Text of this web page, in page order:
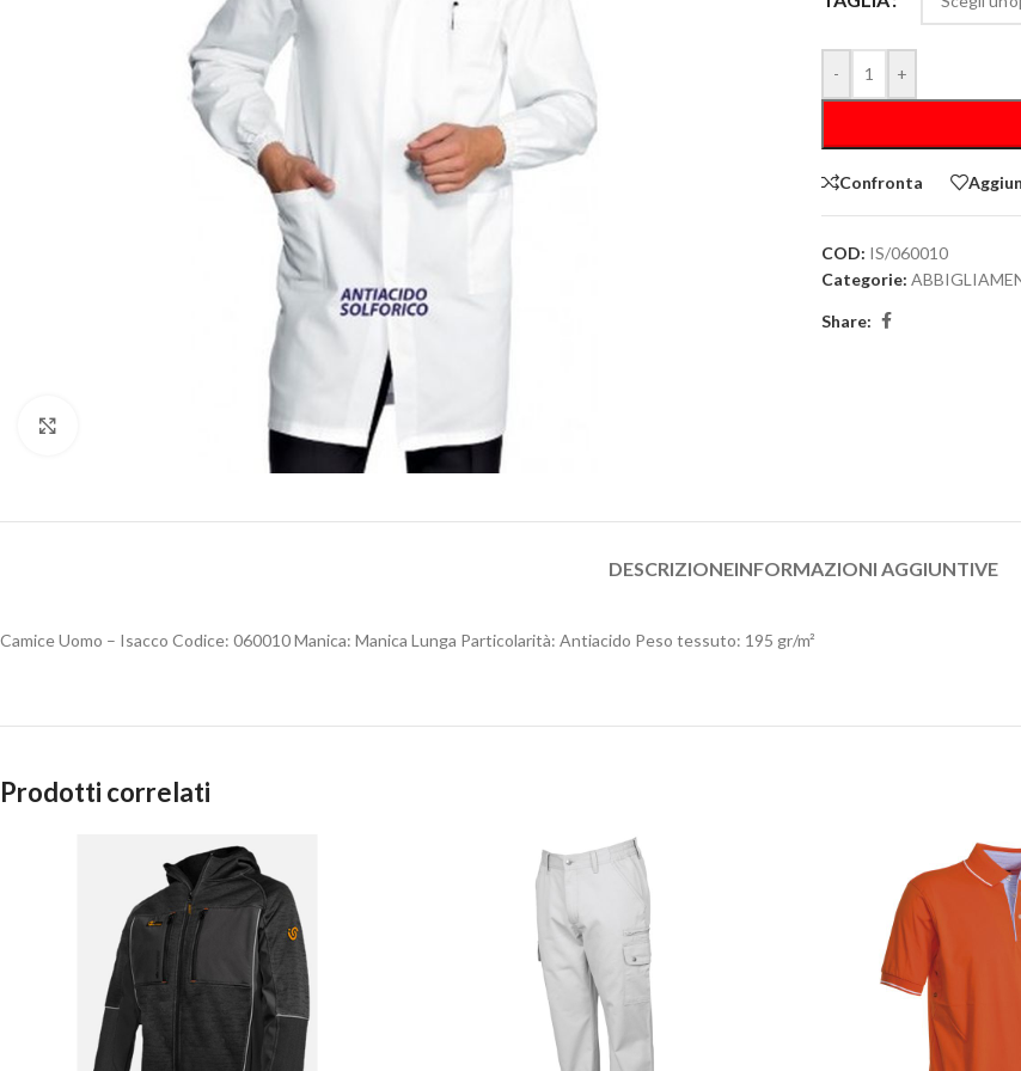
- +
Confronta
COD: IS/060010
Categorie:
Share:
DESCRIZIONEINFORMAZIONI AGGIUNTIVE
Camice Uomo – Isacco Codice: 060010 Manica: Manica Lunga Particolarità: Antiacido Peso tessuto: 195 gr/m²
Prodotti correlati